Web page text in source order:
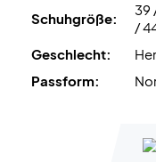
bessere Haltbarkeit
Hol dir
Shadow Team 2
Schuhgröße:
39
/
Geschlecht:
Passform: